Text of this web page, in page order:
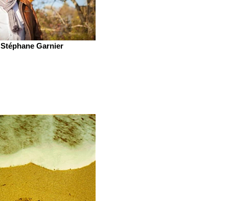
Stéphane Garnier